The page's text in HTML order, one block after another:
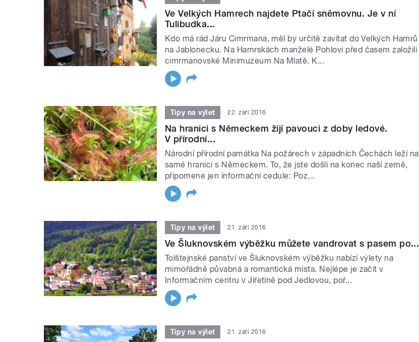
Ve Velkých Hamrech najdete Ptačí sněmovnu. Je v ní
Tulibudka...
Kdo má rád Járu Cimrmana, měl by určitě zavítat do Velkých Hamrů
na Jablonecku. Na Hamrskách manželé Pohlovi před časem založili
cimrmanovské Minimuzeum Na Mlatě. K...
Tipy na výlet 22. září 2016
Na hranici s Německem žijí pavouci z doby ledové.
V přírodní...
Národní přírodní památka Na požárech v západních Čechách leží na
samé hranici s Německem. To, že jste došli na konec naší země,
připomene jen informační cedule: Poz...
Tipy na výlet 21. září 2016
Ve Šluknovském výběžku můžete vandrovat s pasem po...
Tolštejnské panství ve Šluknovském výběžku nabízí výlety na
mimořádně půvabná a romantická místa. Nejlépe je začít v
Informačním centru v Jiřetíně pod Jedlovou, poř...
Tipy na výlet 21. září 2016